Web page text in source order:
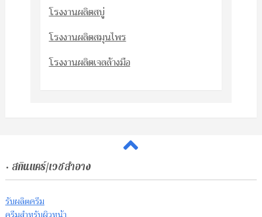
โรงงานผลิตสบู่
โรงงานผลิตสมุนไพร
โรงงานผลิตเจลล้างมือ
• สกินแคร์/เวชสำอาง
รับผลิตครีม